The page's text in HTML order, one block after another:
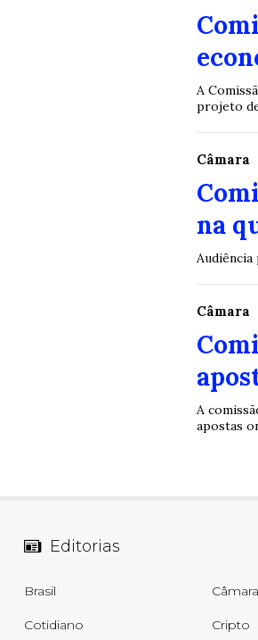
A
projeto
Câmara
na
Câmara
A
apostas
Editorias
Brasil
Cotidiano Cripto